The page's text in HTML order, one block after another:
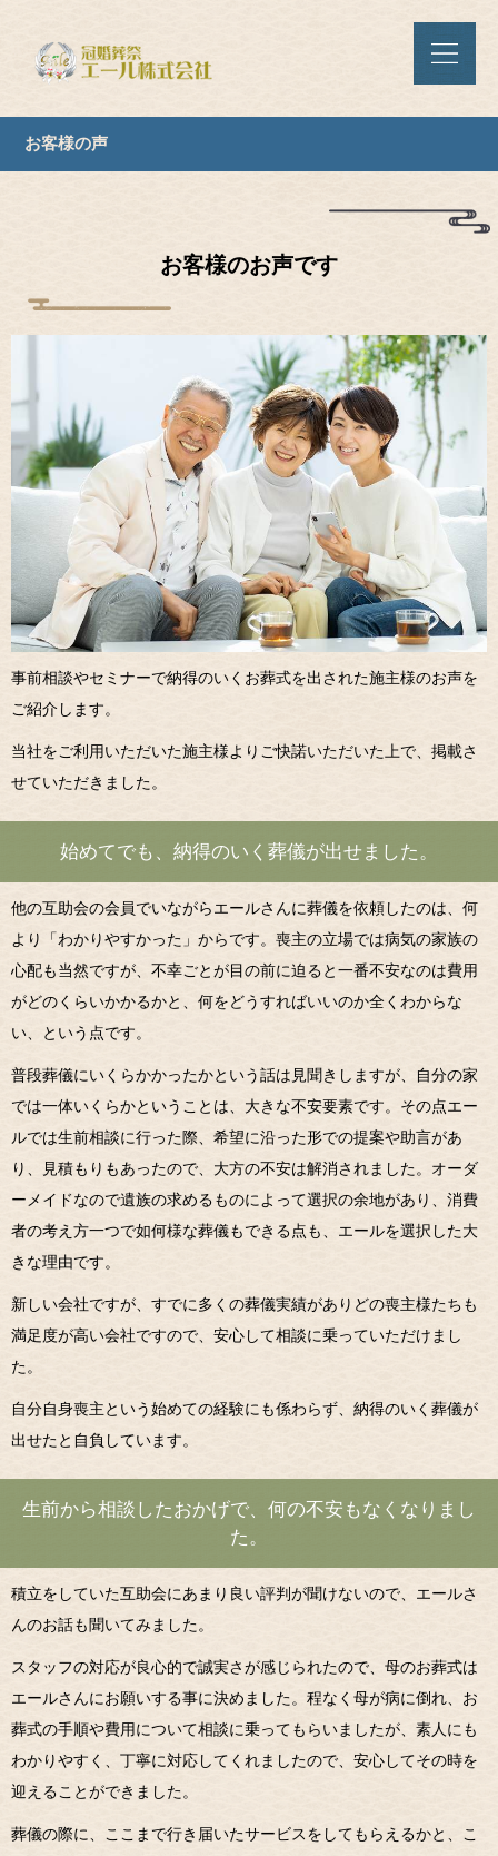
お客様の声
お客様のお声です
事前相談やセミナーで納得のいくお葬式を出された施主様のお声を
ご紹介します。
当社をご利用いただいた施主様よりご快諾いただいた上で、掲載さ
せていただきました。
始めてでも、納得のいく葬儀が出せました。
他の互助会の会員でいながらエールさんに葬儀を依頼したのは、何
より「わかりやすかった」からです。喪主の立場では病気の家族の
心配も当然ですが、不幸ごとが目の前に迫ると一番不安なのは費用
がどのくらいかかるかと、何をどうすればいいのか全くわからな
い、という点です。
普段葬儀にいくらかかったかという話は見聞きしますが、自分の家
では一体いくらかということは、大きな不安要素です。その点エー
ルでは生前相談に行った際、希望に沿った形での提案や助言があ
り、見積もりもあったので、大方の不安は解消されました。オーダ
ーメイドなので遺族の求めるものによって選択の余地があり、消費
者の考え方一つで如何様な葬儀もできる点も、エールを選択した大
きな理由です。
新しい会社ですが、すでに多くの葬儀実績がありどの喪主様たちも
満足度が高い会社ですので、安心して相談に乗っていただけまし
た。
自分自身喪主という始めての経験にも係わらず、納得のいく葬儀が
出せたと自負しています。
生前から相談したおかげで、何の不安もなくなりまし
た。
積立をしていた互助会にあまり良い評判が聞けないので、エールさ
んのお話も聞いてみました。
スタッフの対応が良心的で誠実さが感じられたので、母のお葬式は
エールさんにお願いする事に決めました。程なく母が病に倒れ、お
葬式の手順や費用について相談に乗ってもらいましたが、素人にも
わかりやすく、丁寧に対応してくれましたので、安心してその時を
迎えることができました。
葬儀の際に、ここまで行き届いたサービスをしてもらえるかと、こ